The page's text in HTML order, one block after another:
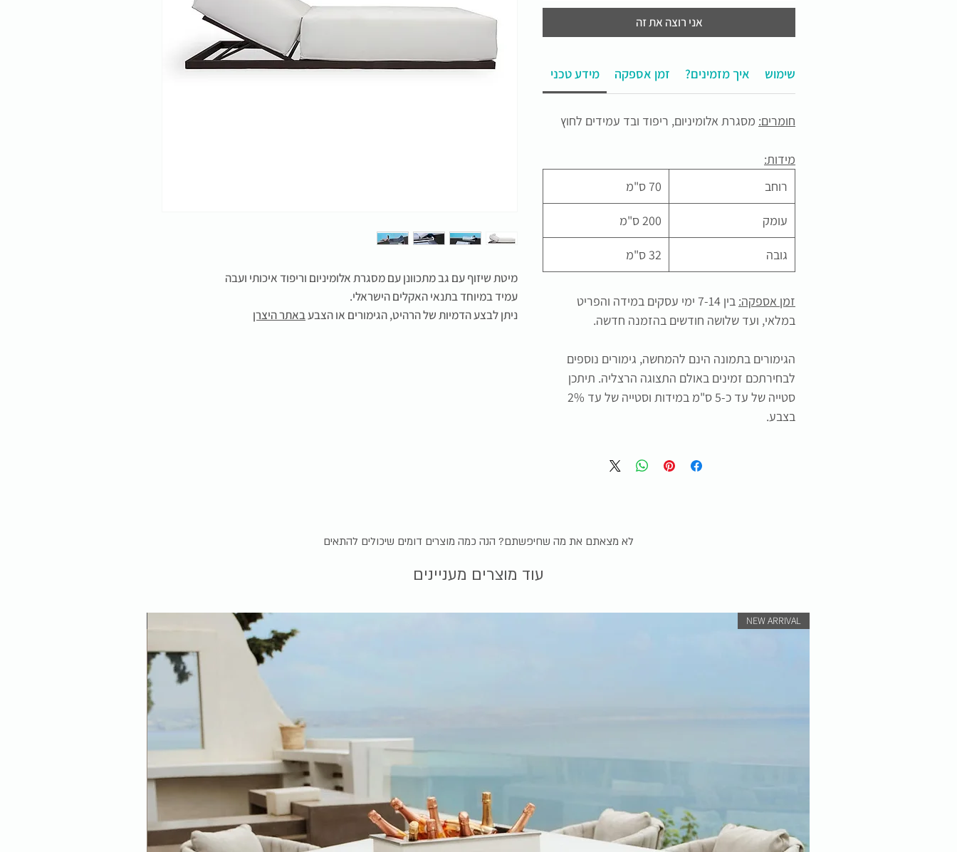
מיטת שיזוף עם גב מתכוונן עם מסגרת אלומיניום וריפוד איכותי ועבה
עמיד במיוחד בתנאי האקלים הישראלי.
ניתן לבצע הדמיות של הרהיט, הגימורים או הצבעבאתר היצרן
אני רוצה את זה
מידע טכני זמן אספקה ?איך מזמינים תחזוקה ושימוש
חומרים: מסגרת אלומיניום, ריפוד ובד עמידים לחוץ
מידות:
רוחב
70 ס"מ
עומק 200 ס"מ
גובה 32 ס"מ
זמן אספקה:
בין 7-14 ימי עסקים במידה והפריט
במלאי, ועד שלושה חודשים בהזמנה חדשה.
הגימורים בתמונה הינם להמחשה, גימורים נוספים
לבחירתכם זמינים באולם התצוגה הרצליה. תיתכן
סטייה של עד כ-5 ס"מ במידות וסטייה של עד 2%
בצבע.
לא מצאתם את מה שחיפשתם? הנה כמה מוצרים דומים שיכולים להתאים
עוד מוצרים מעניינים
NEW ARRIVAL